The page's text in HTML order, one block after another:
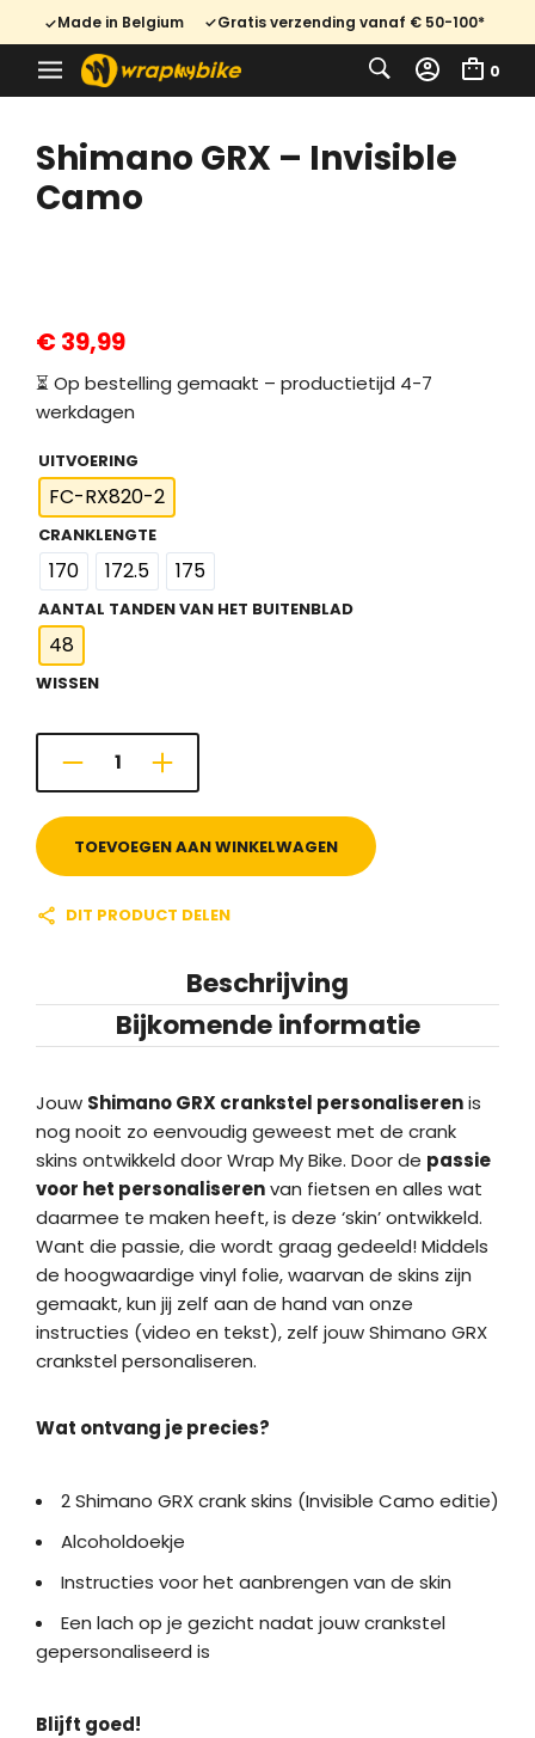
Made in Belgium Gratis verzending vanaf € 50-100*
0
Shimano GRX – Invisible
Camo
€39,99
⏳ Op bestelling gemaakt – productietijd 4-7
werkdagen
UITVOERING
FC-RX820-2
CRANKLENGTE
170 172.5 175
AANTAL TANDEN VAN HET BUITENBLAD
48
WISSEN
TOEVOEGEN AAN WINKELWAGEN
DIT PRODUCT DELEN
Beschrijving
Bijkomende informatie
Jouw Shimano GRX crankstel personaliserenis
nog nooit zo eenvoudig geweest met de crank
skins ontwikkeld door Wrap My Bike. Door de passie
voor het personaliserenvan fietsen en alles wat
daarmee te maken heeft, is deze ‘skin’ ontwikkeld.
Want die passie, die wordt graag gedeeld! Middels
de hoogwaardige vinyl folie, waarvan de skins zijn
gemaakt, kun jij zelf aan de hand van onze
instructies (video en tekst), zelf jouw Shimano GRX
crankstel personaliseren.
Wat ontvang je precies?
2 Shimano GRX crank skins (Invisible Camo editie)
Alcoholdoekje
Instructies voor het aanbrengen van de skin
Een lach op je gezicht nadat jouw crankstel
gepersonaliseerd is
Blijft goed!